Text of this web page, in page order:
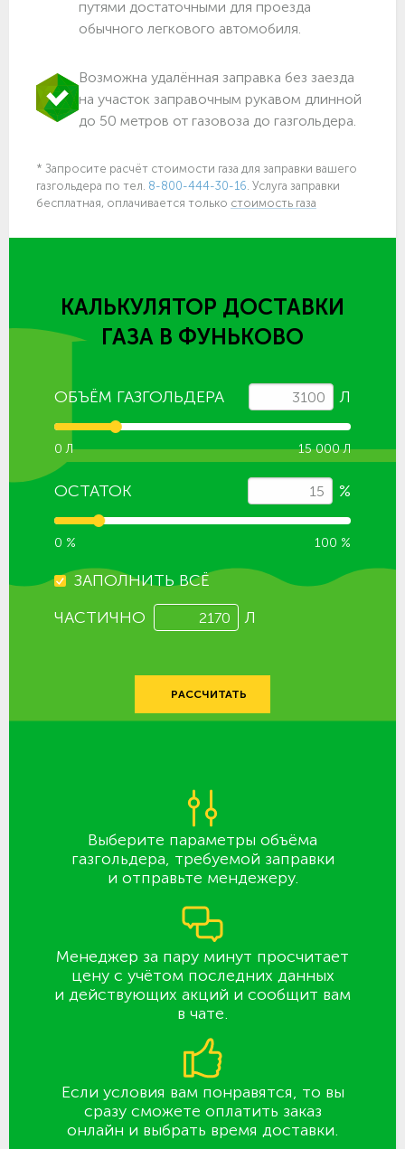
путями достаточными для проезда
обычного легкового автомобиля.
Возможна удалённая заправка без заезда
на участок заправочным рукавом длинной
до 50 метров от газовоза до газгольдера.
* Запросите расчёт стоимости газа для заправки вашего
газгольдера по тел. 8-800-444-30-16. Услуга заправки
бесплатная, оплачивается только стоимость газа
КАЛЬКУЛЯТОР ДОСТАВКИ
ГАЗА В ФУНЬКОВО
ОБЪЁМ ГАЗГОЛЬДЕРА Л
0 Л 15 000 Л
ОСТАТОК %
0 % 100 %
ЗАПОЛНИТЬ ВСЁ
ЧАСТИЧНО
Л
РАССЧИТАТЬ
Выберите параметры объёма
газгольдера, требуемой заправки
и отправьте мендежеру.
Менеджер за пару минут просчитает
цену с учётом последних данных
и действующих акций и сообщит вам
в чате.
Если условия вам понравятся, то вы
сразу сможете оплатить заказ
онлайн и выбрать время доставки.